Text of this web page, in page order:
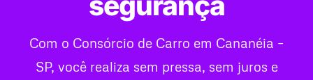
Com o Consórcio de Carro em Cananéia –
SP, você realiza sem pressa, sem juros e